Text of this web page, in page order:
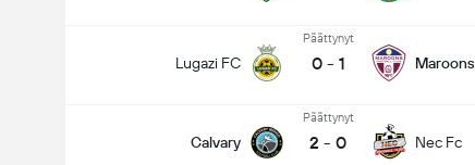
Lugazi FC
Päättynyt
0 - 1 Maroons
Calvary
Päättynyt
2 - 0 Nec Fc